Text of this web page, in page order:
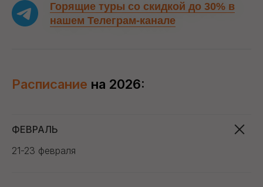
Горящие туры со скидкой до 30% в
нашем Телеграм-канале
Расписание на 2026:
ФЕВРАЛЬ
21-23 февраля